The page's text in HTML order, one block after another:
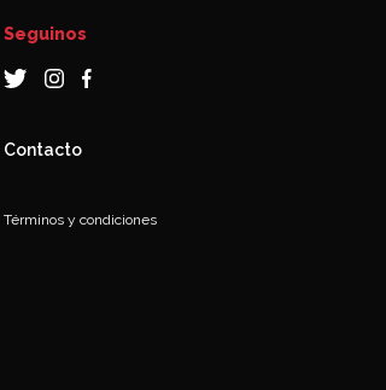
Seguinos
Contacto
Términos y condiciones